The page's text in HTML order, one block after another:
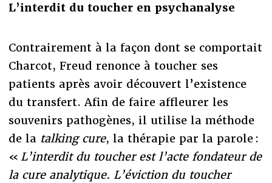
L’interdit du toucher en psychanalyse
Contrairement à la façon dont se comportait
Charcot, Freud renonce à toucher ses
patients après avoir découvert l’existence
du transfert. Afin de faire affleurer les
souvenirs pathogènes, il utilise la méthode
de la talking cure, la thérapie par la parole :
« L’interdit du toucher est l’acte fondateur de
la cure analytique. L’éviction du toucher